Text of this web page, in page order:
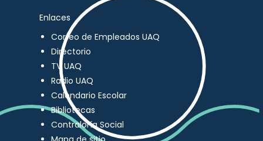
Enlaces
Correo de Empleados UAQ
Directorio
TV UAQ
Radio UAQ
Calendario Escolar
Bibliotecas
Contraloría Social